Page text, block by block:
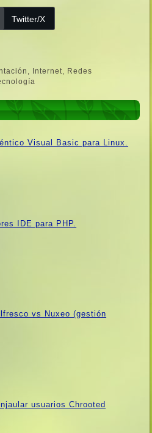
Twitter/X
, Internet, Redes
Visual Basic para Linux.
IDE para PHP.
vs Nuxeo (gestión
usuarios Chrooted